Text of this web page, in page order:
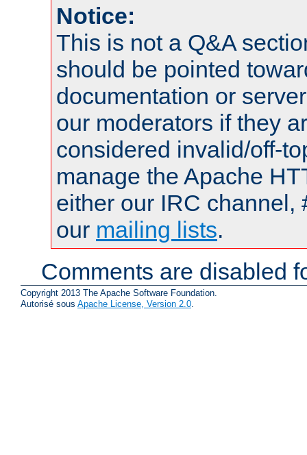
Notice:
This is not a Q&A
should be pointed
documentation or
our moderators if they
considered invalid/off-
manage the Apache
either our IRC channel,
our mailing lists.
Comments are disabled
Copyright 2013 The Apache Software Foundation.
Autorisé sous Apache License, Version 2.0